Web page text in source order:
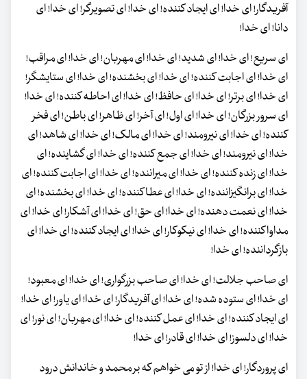
آفریدگار! ای خدا! ای ایجاد کننده! ای خدا! ای تصویرگر! ای خدا! ای
دانا! ای خدا!
ای سریع! ای خدا! ای شدید! ای خدا! ای مهربان! ای خدا! ای مراقب!
ای خدا! ای اجابت کننده! ای خدا! ای بخشنده! ای خدا! ای ستایشگر!
ای خدا! ای برتر! ای خدا! ای حافظ! ای خدا! ای احاطه کننده! ای خدا!
ای سرور بزرگان! ای خدا! ای اول! ای آخر! ای ظاهر! ای باطن! ای فخر
کننده! ای خدا! ای نیرومند! ای خدا! ای مالک! ای خدا! ای شاهد! ای
خدا! ای نیرومند! ای خدا! ای جمع کننده! ای خدا! ای گشاینده! ای
خدا! ای زنده کننده! ای خدا! ای میراننده! ای خدا! ای اجابت کننده! ای
خدا! ای برانگیزاننده! ای خدا! ای عطا کننده! ای خدا! ای بخشنده! ای
خدا! ای نعمت دهنده! ای خدا! ای حق! ای خدا! ای آشکار! ای خدا! ای
مداوا کننده! ای خدا! ای نیکوکار! ای خدا! ای ایجاد کننده! ای خدا! ای
بازگرداننده! ای خدا!
ای صاحب جلالت! ای خدا! ای صاحب بزرگواری! ای خدا! ای معبود!
ای خدا! ای ستوده شده! ای خدا! ای آفریدگار! ای خدا! ای یاور! ای خدا!
ای ایجاد کننده! ای خدا! ای عمل کننده! ای خدا! ای مهربان! ای نور! ای
خدا! ای دلسوز! ای خدا! ای قادر! ای خدا!
ای پروردگار! ای خدا! از تو می خواهم که بر محمد و خاندانش درود